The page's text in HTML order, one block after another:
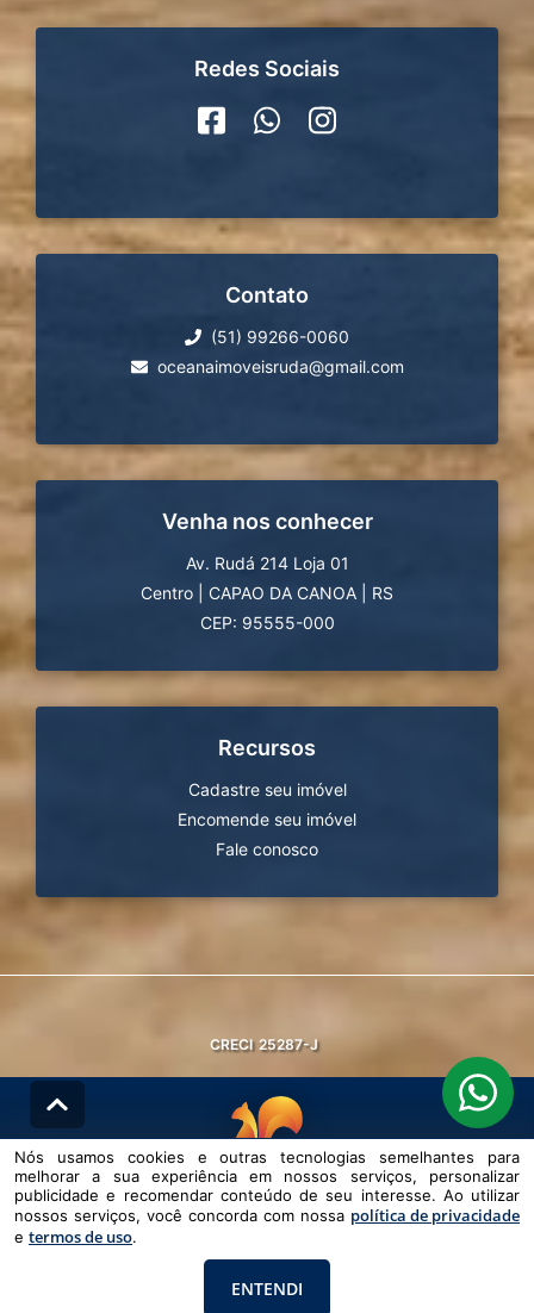
Redes Sociais
Contato
(51) 99266-0060
oceanaimoveisruda@gmail.com
Venha nos conhecer
Av. Rudá 214 Loja 01
Centro
CAPAO DA CANOA
RS
CEP: 95555-000
Recursos
Cadastre seu imóvel
Encomende seu imóvel
Fale conosco
CRECI 25287-J
© DESENVOLVIDO PELAAGIL.NET
Nós usamos cookies e outras tecnologias semelhantes para melhorar a
sua experiência em nossos serviços, personalizar publicidade e
Nós usamos cookies e outras tecnologias semelhantes para
melhorar a sua experiência em nossos serviços, personalizar
publicidade e recomendar conteúdo de seu interesse. Ao utilizar
nossos serviços, você concorda com nossa política de privacidade
e termos de uso.
ENTENDI